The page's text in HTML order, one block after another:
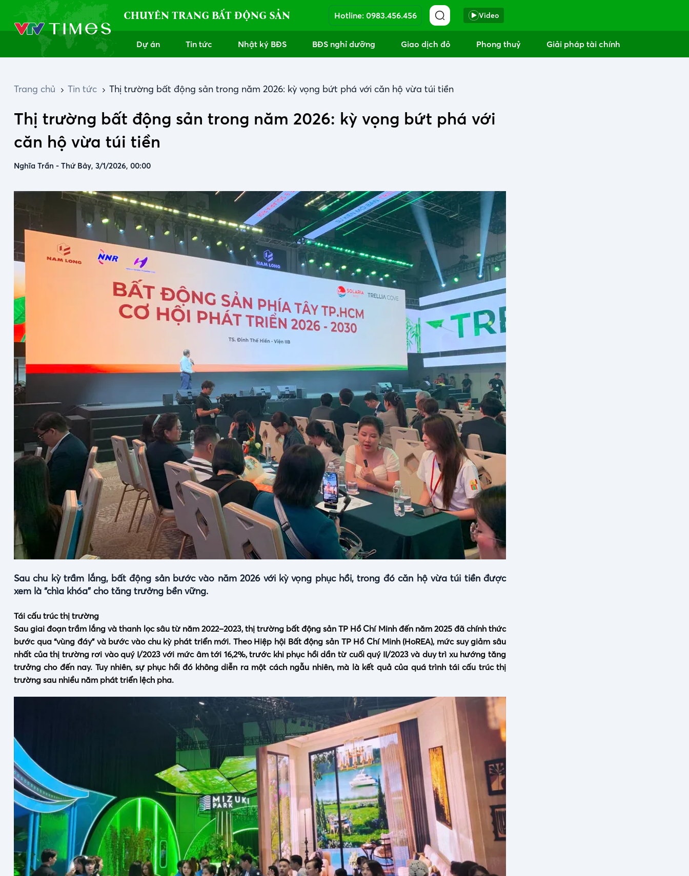
CHUYÊN TRANG BẤT ĐỘNG SẢN Hotline: 0983.456.456 Video
Dự án Tin tức Nhật ký BĐS BĐS nghỉ dưỡng Giao dịch đỏ Phong thuỷ Giải pháp tài chính
Trang chủ Tin tức Thị trường bất động sản trong năm 2026: kỳ vọng bứt phá với căn hộ vừa túi tiền
Thị trường bất động sản trong năm 2026: kỳ vọng bứt phá với
căn hộ vừa túi tiền
Nghĩa Trần - Thứ Bảy, 3/1/2026, 00:00
Sau chu kỳ trầm lắng, bất động sản bước vào năm 2026 với kỳ vọng phục hồi, trong đó căn hộ vừa túi tiền được
xem là “chìa khóa” cho tăng trưởng bền vững.
Tái cấu trúc thị trường
Sau giai đoạn trầm lắng và thanh lọc sâu từ năm 2022–2023, thị trường bất động sản TP Hồ Chí Minh đến năm 2025 đã chính thức
bước qua “vùng đáy” và bước vào chu kỳ phát triển mới. Theo Hiệp hội Bất động sản TP Hồ Chí Minh (HoREA), mức suy giảm sâu
nhất của thị trường rơi vào quý I/2023 với mức âm tới 16,2%, trước khi phục hồi dần từ cuối quý II/2023 và duy trì xu hướng tăng
trưởng cho đến nay. Tuy nhiên, sự phục hồi đó không diễn ra một cách ngẫu nhiên, mà là kết quả của quá trình tái cấu trúc thị
trường sau nhiều năm phát triển lệch pha.